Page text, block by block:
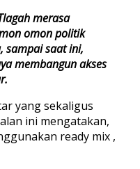
merasa
omon politik
sampai saat ini,
membangun akses
yang sekaligus
ini mengatakan,
ready mix ,